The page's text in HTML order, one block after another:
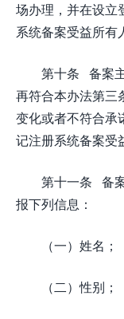
场办理，并在设立
系统备案受益所有
第十条 备案
再符合本办法第三
变化或者不符合承
记注册系统备案受
第十一条 备
报下列信息：
（一）姓名；
（二）性别；